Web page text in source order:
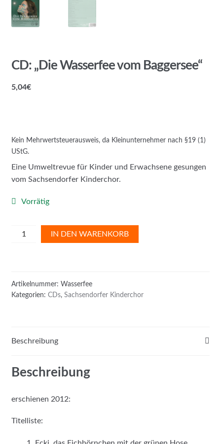
CD: „Die Wasserfee vom Baggersee“
5,04€
Kein Mehrwertsteuerausweis, da Kleinunternehmer nach §19 (1)
UStG.
Eine Umweltrevue für Kinder und Erwachsene gesungen
vom Sachsendorfer Kinderchor.
Vorrätig
CD:
Baggersee"
quantity
IN DEN WARENKORB
Artikelnummer: Wasserfee
Kategorien: CDs, Sachsendorfer Kinderchor
Beschreibung
Beschreibung
erschienen 2012:
Titelliste: